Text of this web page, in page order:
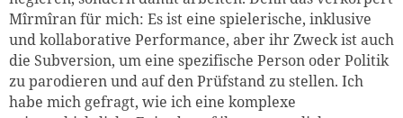
Mîrmîran für mich: Es ist eine spielerische, inklusive
und kollaborative Performance, aber ihr Zweck ist auch
die Subversion, um eine spezifische Person oder Politik
zu parodieren und auf den Prüfstand zu stellen. Ich
habe mich gefragt, wie ich eine komplexe